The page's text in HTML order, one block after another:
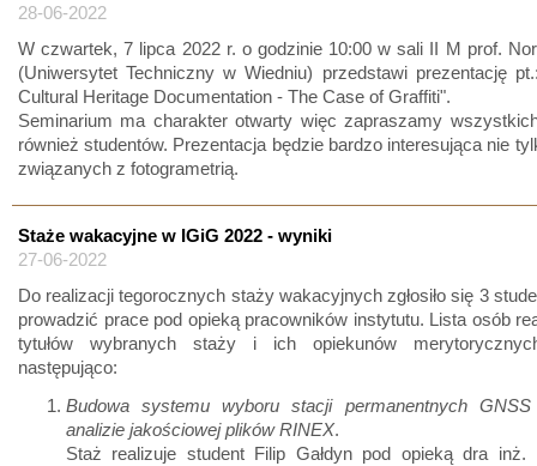
28-06-2022
W czwartek, 7 lipca 2022 r. o godzinie 10:00 w sali II M prof.
(Uniwersytet Techniczny w Wiedniu) przedstawi prezentację
Cultural Heritage Documentation - The Case of Graffiti".
Seminarium ma charakter otwarty więc zapraszamy
również studentów. Prezentacja będzie bardzo interesująca nie
związanych z fotogrametrią.
Staże wakacyjne w IGiG 2022 - wyniki
27-06-2022
Do realizacji tegorocznych staży wakacyjnych zgłosiło się 3
prowadzić prace pod opieką pracowników instytutu. Lista osób
tytułów wybranych staży i ich opiekunów
następująco:
Budowa systemu wyboru stacji permanentnych
analizie jakościowej plików RINEX.
Staż realizuje student Filip Gałdyn pod opieką dra inż.